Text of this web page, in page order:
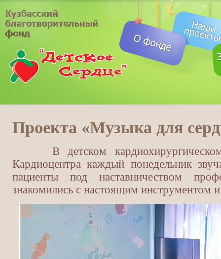
Проекта «Музыка для
В детском кардиохирургическом
Кардиоцентра каждый понедельник
пациенты под наставничеством
знакомились с настоящим инструментом